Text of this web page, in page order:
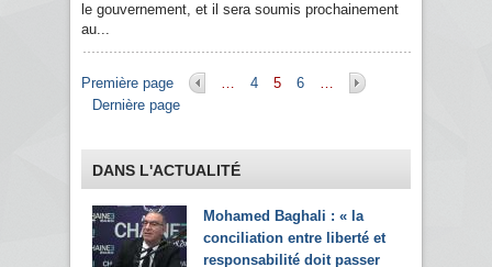
le gouvernement, et il sera soumis prochainement
au...
Pages
Première page … 4 5 6
…
Dernière page
DANS L'ACTUALITÉ
Mohamed Baghali : « la
conciliation entre liberté et
responsabilité doit passer